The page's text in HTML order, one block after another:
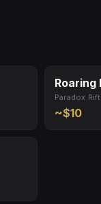
Roaring
Paradox
~$10